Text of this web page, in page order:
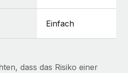
Einfach
dass das Risiko einer